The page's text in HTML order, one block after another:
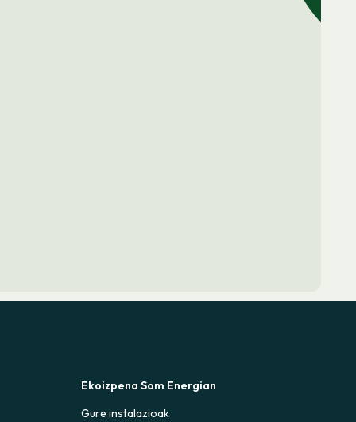
Ekoizpena Som Energian
Gure instalazioak